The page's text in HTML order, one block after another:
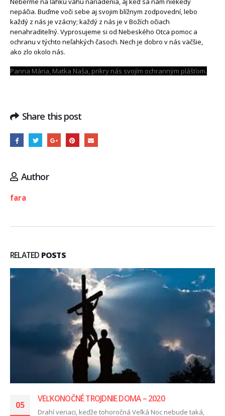
nepáčia. Buďme voči sebe aj svojim blížnym zodpovední, lebo
každý z nás je vzácny; každý z nás je v Božích očiach
nenahraditeľný. Vyprosujeme si od Nebeského Otca pomoc a
ochranu v týchto neľahkých časoch. Nech je dobro v nás väčšie,
ako zlo okolo nás.
Panna Mária, Matka Naša, prikry nás svojím ochranným plášťom.
Share this post
Author
fara
RELATED POSTS
05
VEĽKONOČNÉ TROJDNIE DOMA – 2020
Drahí veriaci, keďže tohoročná Veľká Noc nebude taká,